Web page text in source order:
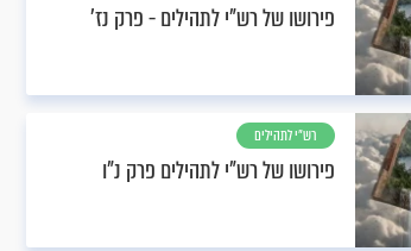
פירושו של רש"י לתהילים - פרק נז’
רש"י לתהילים
פירושו של רש"י לתהילים פרק נ"ו